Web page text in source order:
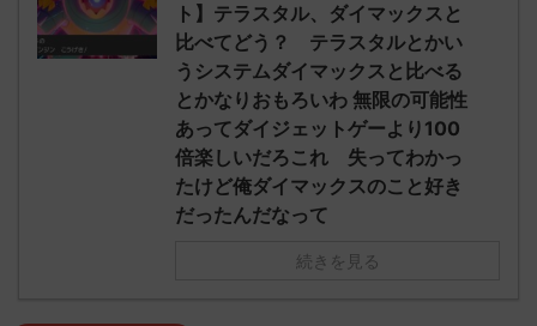
ト】テラスタル、ダイマックスと
比べてどう？ テラスタルとかい
うシステムダイマックスと比べる
とかなりおもろいわ 無限の可能性
あってダイジェットゲーより100
倍楽しいだろこれ 失ってわかっ
たけど俺ダイマックスのこと好き
だったんだなって
続きを見る